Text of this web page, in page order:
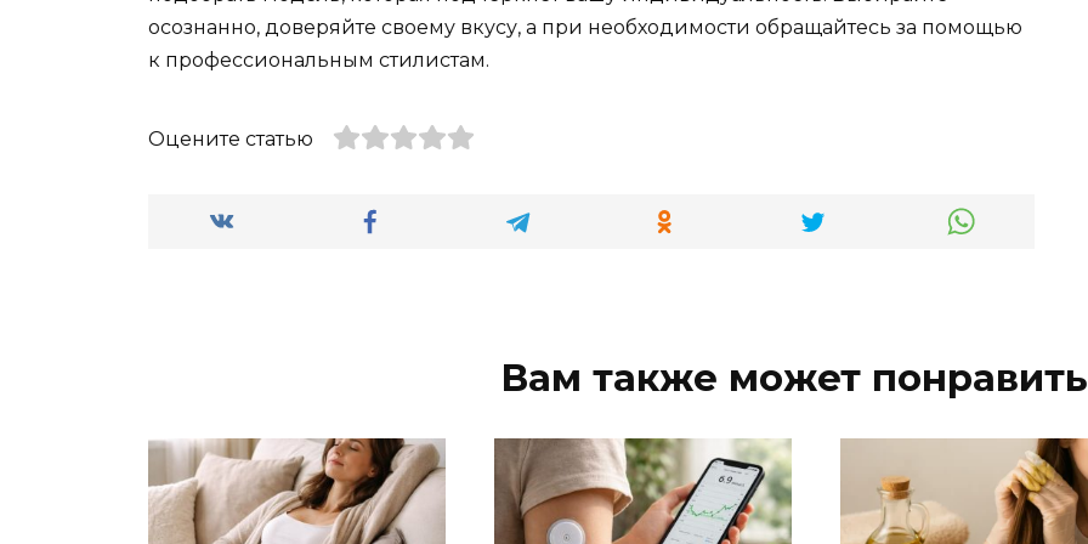
осознанно, доверяйте своему вкусу, а при необходимости обращайтесь за помощью
к профессиональным стилистам.
Оцените статью
Вам также может